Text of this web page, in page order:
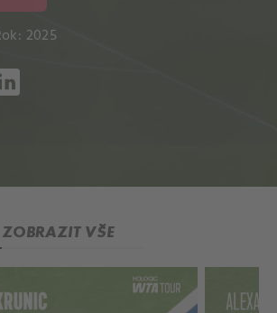
2025
ZOBRAZIT VŠE